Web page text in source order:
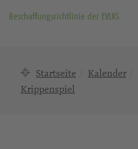
Beschaffungsrichtlinie der EVLKS
Startseite Kalender
Krippenspiel